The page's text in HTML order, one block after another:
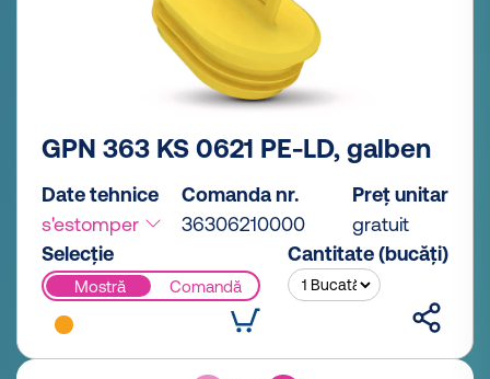
GPN 363 KS 0621 PE-LD, galben
Date tehnice
s'estomper
Comanda nr.
36306210000
Preț unitar
gratuit
Selecție
Mostră Comandă
Cantitate (bucăți)